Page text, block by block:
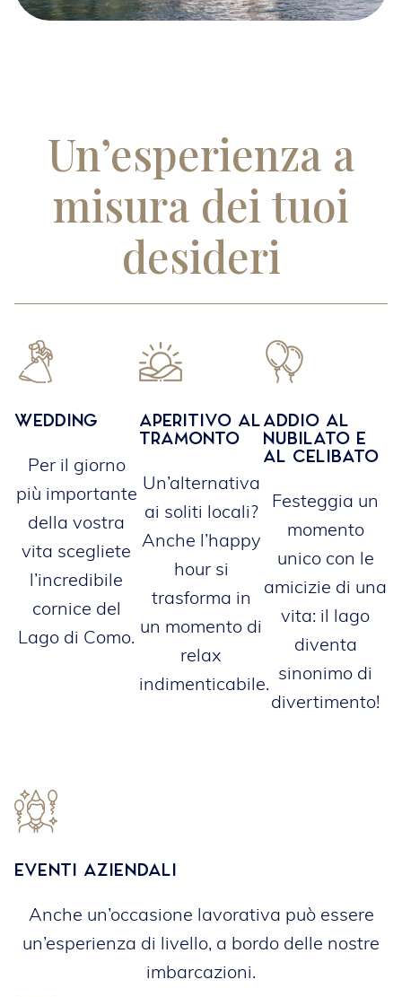
Un’esperienza a
misura dei tuoi
desideri
Wedding
Per il giorno
più importante
della vostra
vita scegliete
l’incredibile
cornice del
Lago di Como.
Aperitivo al
tramonto
Un’alternativa
ai soliti locali?
Anche l’happy
hour si
trasforma in
un momento di
relax
indimenticabile.
Addio al
nubilato e
al celibato
Festeggia un
momento
unico con le
amicizie di una
vita: il lago
diventa
sinonimo di
divertimento!
Eventi aziendali
Anche un’occasione lavorativa può essere
un’esperienza di livello, a bordo delle nostre
imbarcazioni.